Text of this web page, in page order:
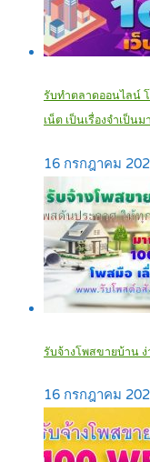
รับทำตลาดออนไลน์
เน็ต เป็นเรื่องจำเป็น
16 กรกฎาคม
รับจ้างโพสขายบ้าน ง่
16 กรกฎาคม